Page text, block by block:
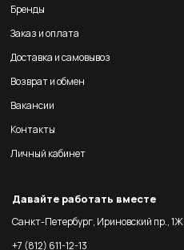
Бренды
Заказ и оплата
Доставка и самовывоз
Возврат и обмен
Вакансии
Контакты
Личный кабинет
Давайте работать вместе
Санкт-Петербург, Ириновский пр., 1Ж
+7 (812) 611-12-13